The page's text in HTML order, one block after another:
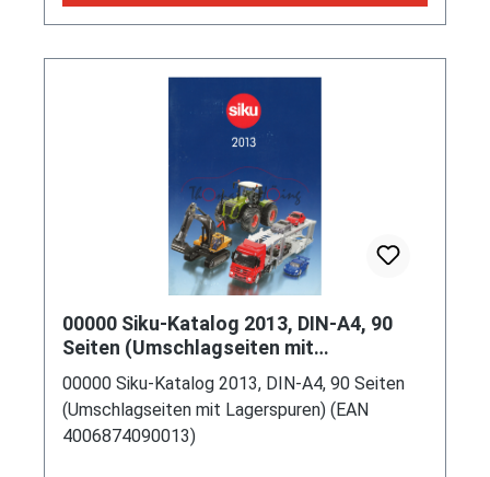
00000 Siku-Katalog 2013, DIN-A4, 90
Seiten (Umschlagseiten mit
Lagerspuren) (EAN 4006874090013)
00000 Siku-Katalog 2013, DIN-A4, 90 Seiten
(Umschlagseiten mit Lagerspuren) (EAN
4006874090013)